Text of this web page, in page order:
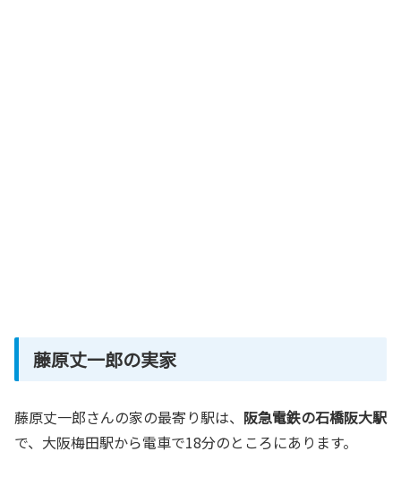
藤原丈一郎の実家
藤原丈一郎さんの家の最寄り駅は、 阪急電鉄の石橋阪大駅
で、大阪梅田駅から電車で18分のところにあります。